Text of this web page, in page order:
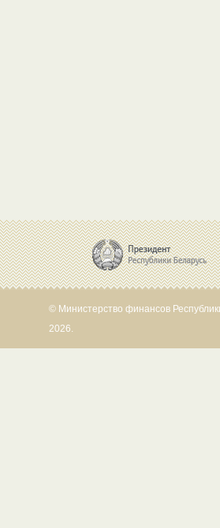
© Министерство финансов
2026.